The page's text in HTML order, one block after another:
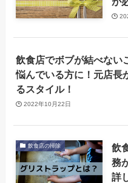
飲食店でボブが結べない
悩んでいる方に！元店長
るスタイル！
2022年10月22日
飲食店の掃除
飲
務
詳